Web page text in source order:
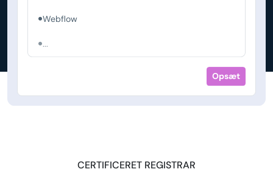
Webflow
...
Opsæt
CERTIFICERET REGISTRAR